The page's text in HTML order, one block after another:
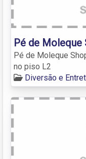
Pé de Moleque
Pé de Moleque
no piso L2
Diversão e